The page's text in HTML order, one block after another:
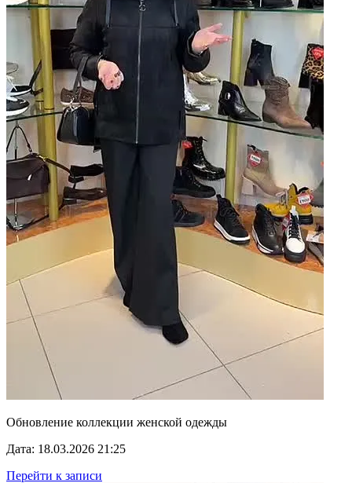
Обновление коллекции женской одежды
Дата: 18.03.2026 21:25
Перейти к записи